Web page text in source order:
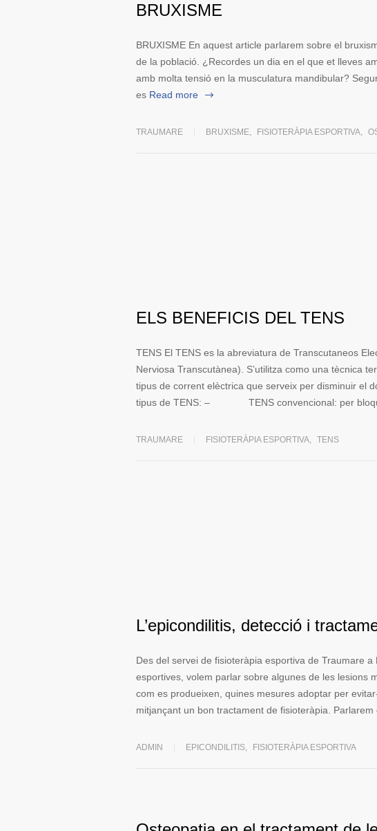
BRUXISME
BRUXISME En aquest article parlarem sobre el
de la població. ¿Recordes un dia en el que et lleves
amb molta tensió en la musculatura mandibular?
es Read more
TRAUMARE BRUXISME, FISIOTERÀPIA ESPORTIVA,
ELS BENEFICIS DEL TENS
TENS El TENS es la abreviatura de Transcutaneos
Nerviosa Transcutànea). S’utilitza como una tècnica
tipus de corrent elèctrica que serveix per disminuir el
tipus de TENS: – TENS convencional: per
TRAUMARE FISIOTERÀPIA ESPORTIVA, TENS
L’epicondilitis, detecció i
Des del servei de fisioteràpia esportiva de Traumare
esportives, volem parlar sobre algunes de les lesions
com es produeixen, quines mesures adoptar per
mitjançant un bon tractament de fisioteràpia. Parlarem
ADMIN EPICONDILITIS, FISIOTERÀPIA ESPORTIVA